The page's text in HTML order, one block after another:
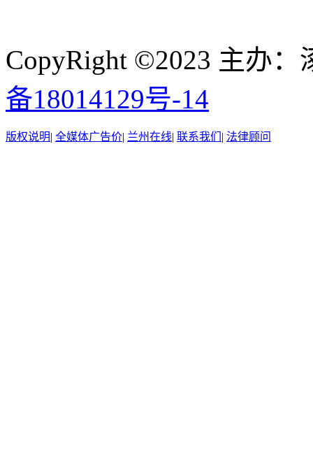
CopyRight ©2023 主办
备18014129号-14
版权说明| 全媒体广告价| 兰州在线| 联系我们 | 法律顾问